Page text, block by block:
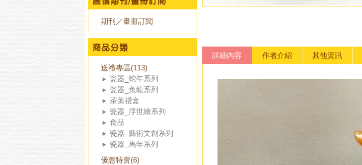
期刊／畫冊訂閱
送禮專區(113)
瓷器_蛇年系列
瓷器_兔龍系列
茶葉禮盒
瓷器_浮世繪系列
食品
瓷器_藝術文創系列
瓷器_馬年系列
優惠特賣(6)
詳細內容 作者介紹 其他資訊